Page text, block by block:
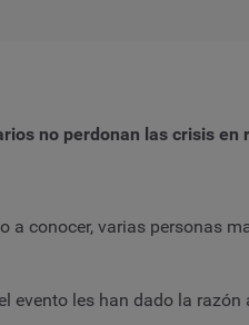
no perdonan las crisis en
a conocer, varias personas
evento les han dado la razón